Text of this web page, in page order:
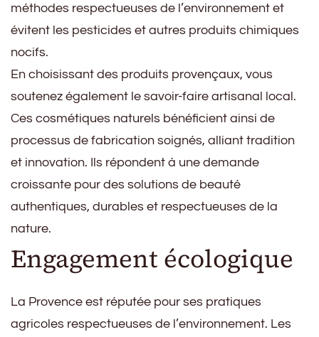
méthodes respectueuses de l’environnement et
évitent les pesticides et autres produits chimiques
nocifs.
En choisissant des produits provençaux, vous
soutenez également le savoir-faire artisanal local.
Ces cosmétiques naturels bénéficient ainsi de
processus de fabrication soignés, alliant tradition
et innovation. Ils répondent à une demande
croissante pour des solutions de beauté
authentiques, durables et respectueuses de la
nature.
Engagement écologique
La Provence est réputée pour ses pratiques
agricoles respectueuses de l’environnement. Les